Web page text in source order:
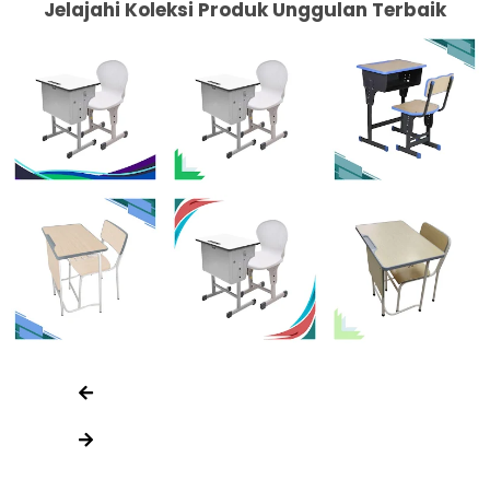
Jelajahi Koleksi Produk Unggulan Terbaik